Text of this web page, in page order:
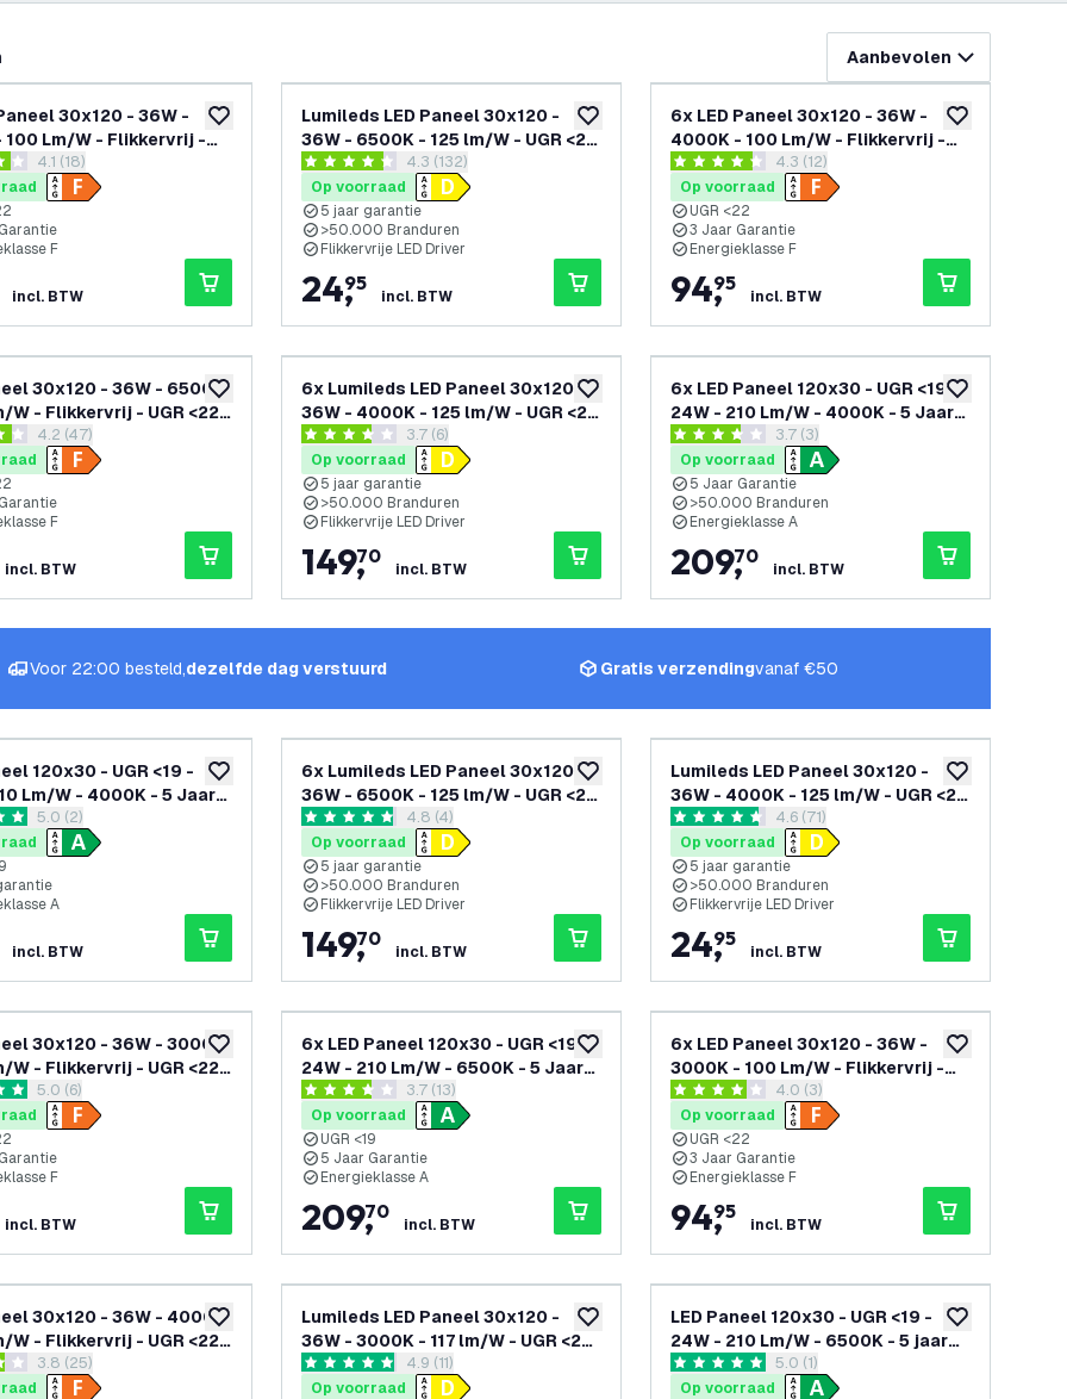
Aanbevolen
toevoegen aan verlanglijst
30x120 - 36W -
100 Lm/W - Flikkervrij -
- 3 Jaar Garantie
reviews drawer openen
4.1 (18)
F
incl. BTW
toevoegen aan verlanglijst
Lumileds LED Paneel 30x120 -
36W - 6500K - 125 lm/W - UGR <22
- 5 Jaar Garantiereviews drawer openen
4.3 score sterren4.3 (132)
Op voorraad
5 jaar garantie
>50.000 Branduren
Flikkervrije LED Driver
24,
95
incl. BTW
toevoegen
6x LED Paneel 30x120 - 36W -
4000K - 100 Lm/W - Flikkervrij -
UGR <22 - 3 Jaar Garantie
reviews drawer openen
4.3 score sterren4.3 (12)
Op voorraad
UGR <22
3 Jaar Garantie
Energieklasse F
94,
95
incl. BTW
toevoegen aan verlanglijst
30x120 - 36W - 6500K
W - Flikkervrij - UGR <22 -
reviews drawer openen
4.2 (47)
F
incl. BTW
toevoegen aan verlanglijst
6x Lumileds LED Paneel 30x120 -
36W - 4000K - 125 lm/W - UGR <22
- 5 Jaar Garantiereviews drawer openen
3.7 score sterren3.7 (6)
Op voorraad
5 jaar garantie
>50.000 Branduren
Flikkervrije LED Driver
149,
70
incl. BTW
toevoegen aan
6x LED Paneel 120x30 - UGR <19 -
24W - 210 Lm/W - 4000K - 5 Jaar
Garantie - Energieklasse A
reviews drawer openen
3.7 score sterren3.7 (3)
Op voorraad
5 Jaar Garantie
>50.000 Branduren
Energieklasse A
209,
70
incl. BTW
toevoegen aan verlanglijst
120x30 - UGR <19 -
Lm/W - 4000K - 5 Jaar
- Energieklasse A
reviews drawer openen
5.0 (2)
A
incl. BTW
toevoegen aan verlanglijst
6x Lumileds LED Paneel 30x120 -
36W - 6500K - 125 lm/W - UGR <22
- 5 Jaar Garantiereviews drawer openen
4.8 score sterren4.8 (4)
Op voorraad
5 jaar garantie
>50.000 Branduren
Flikkervrije LED Driver
149,
70
incl. BTW
toevoegen
Lumileds LED Paneel 30x120 -
36W - 4000K - 125 lm/W - UGR <22
- 5 Jaar Garantiereviews drawer openen
4.6 score sterren4.6 (71)
Op voorraad
5 jaar garantie
>50.000 Branduren
Flikkervrije LED Driver
24,
95
incl. BTW
toevoegen aan verlanglijst
30x120 - 36W - 3000K
W - Flikkervrij - UGR <22 -
reviews drawer openen
5.0 (6)
F
incl. BTW
toevoegen aan verlanglijst
6x LED Paneel 120x30 - UGR <19 -
24W - 210 Lm/W - 6500K - 5 Jaar
Garantie - Energieklasse A
reviews drawer openen
3.7 score sterren3.7 (13)
Op voorraad
UGR <19
5 Jaar Garantie
Energieklasse A
209,
70
incl. BTW
toevoegen
6x LED Paneel 30x120 - 36W -
3000K - 100 Lm/W - Flikkervrij -
UGR <22 - 3 Jaar Garantie
reviews drawer openen
4 score sterren4.0 (3)
Op voorraad
UGR <22
3 Jaar Garantie
Energieklasse F
94,
95
incl. BTW
toevoegen aan verlanglijst
30x120 - 36W - 4000K
W - Flikkervrij - UGR <22 -
reviews drawer openen
3.8 (25)
toevoegen aan verlanglijst
Lumileds LED Paneel 30x120 -
36W - 3000K - 117 lm/W - UGR <22
- 5 Jaar Garantiereviews drawer openen
4.9 score sterren4.9 (11)
Op voorraad
toevoegen
LED Paneel 120x30 - UGR <19 -
24W - 210 Lm/W - 6500K - 5 jaar
garantie - Energieklasse A
reviews drawer openen
5 score sterren5.0 (1)
Op voorraad
Voor 22:00 besteld,dezelfde dag verstuurd Gratis verzendingvanaf €50